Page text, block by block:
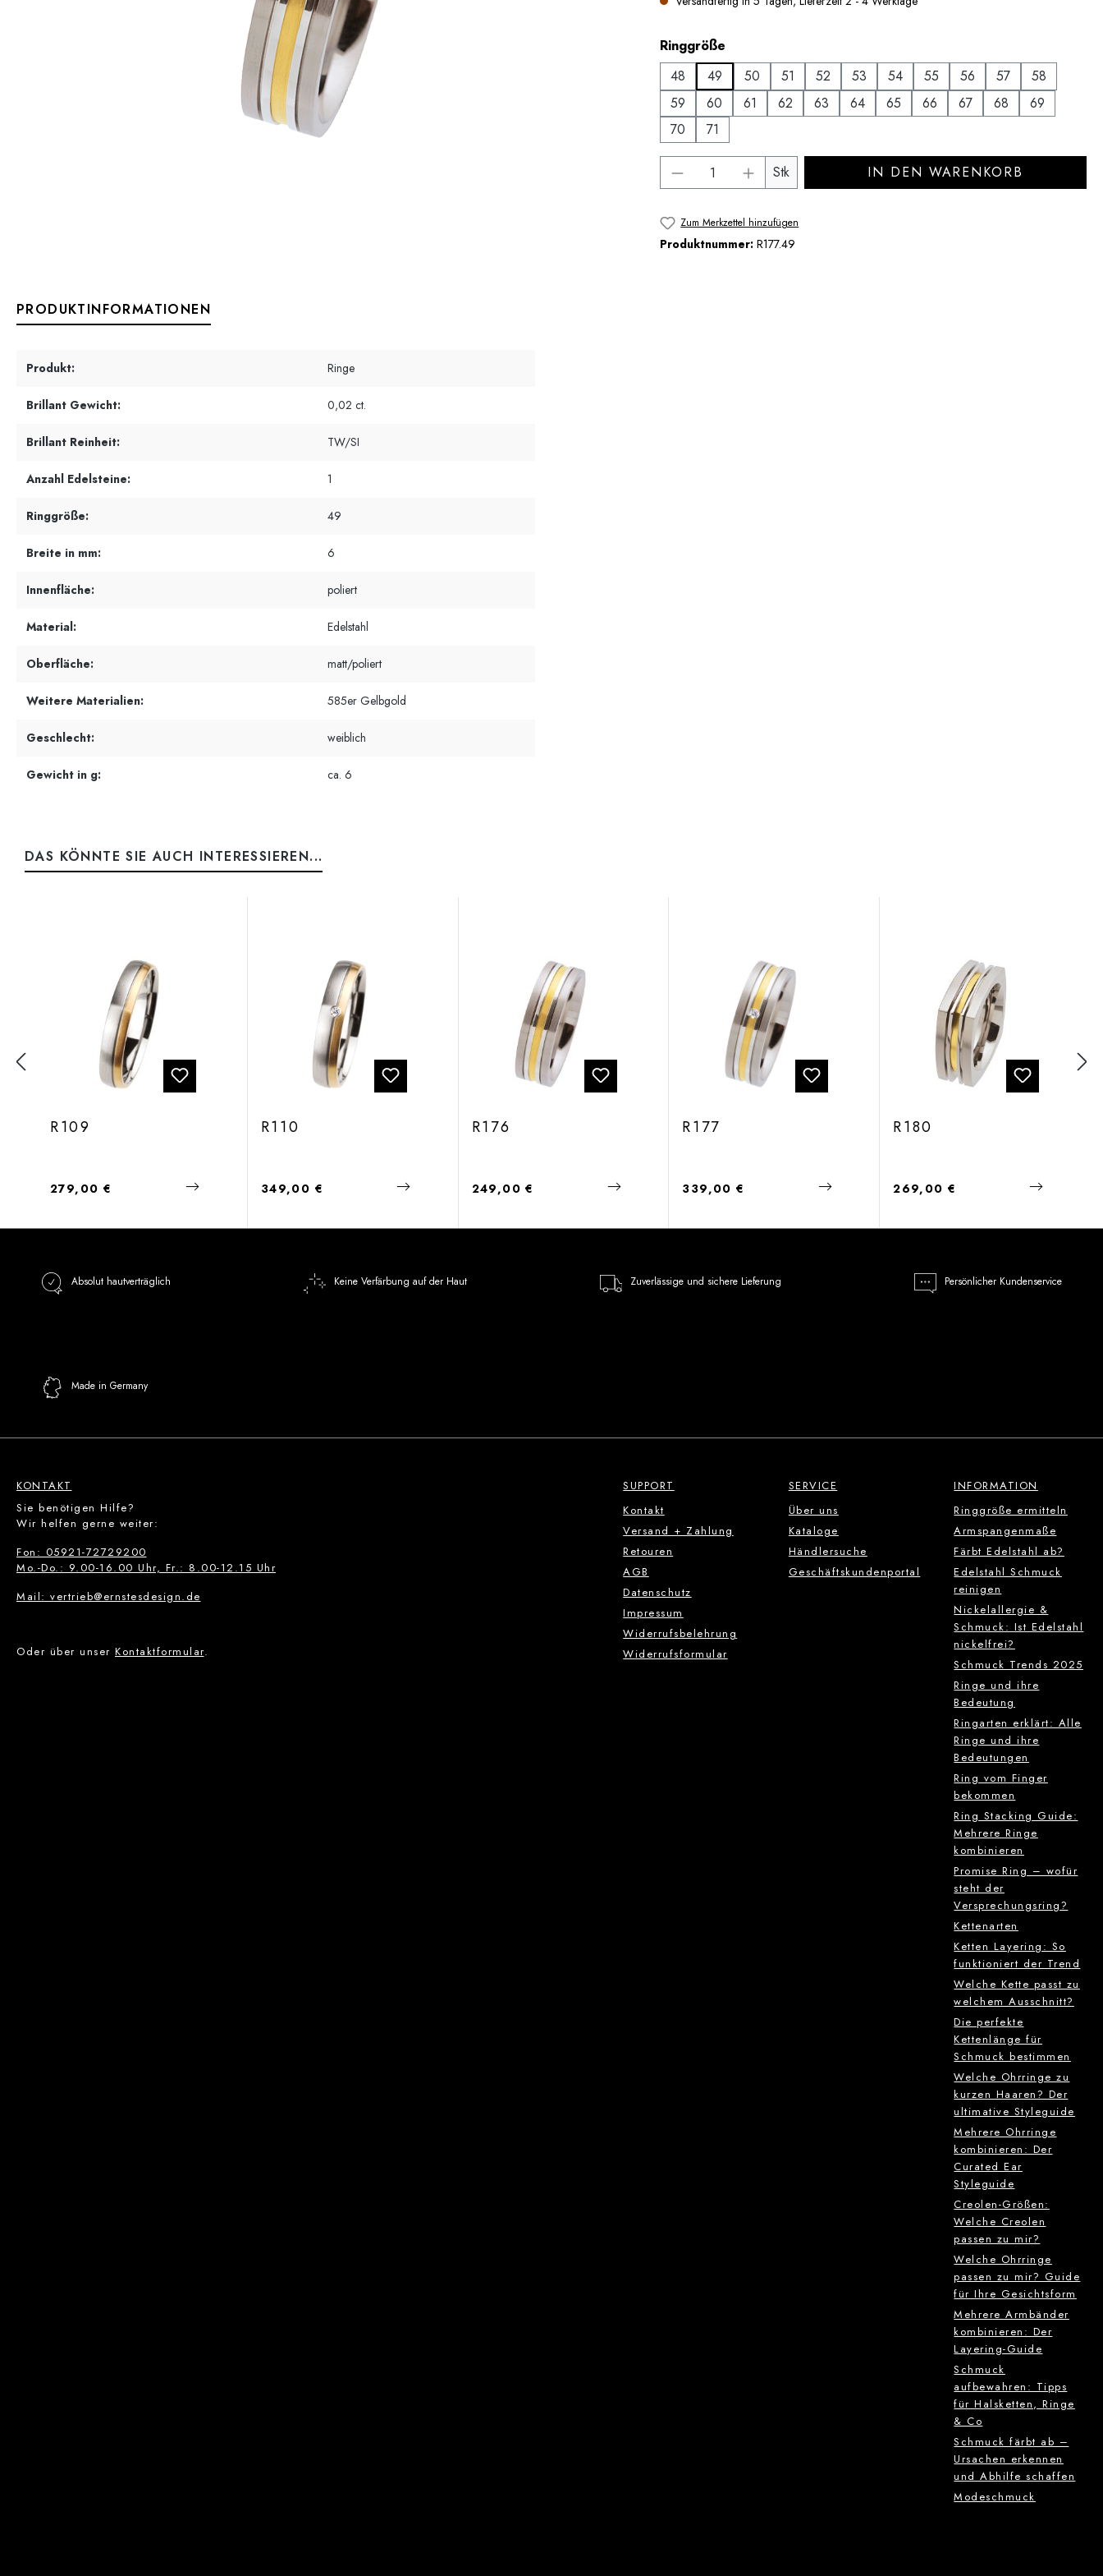
Ringgröße
48
49 50 51 52 53 54 55 56 57
58
59
60 61 62 63 64 65 66 67 68
69
70
71
Produkt Anzahl: Gib den gewünschten Wert ein
Stk IN DEN WARENKORB
Zum Merkzettel hinzufügen
Produktnummer: R177.49
PRODUKTINFORMATIONEN
Produkt: Ringe
Brillant Gewicht: 0,02 ct.
Brillant Reinheit: TW/SI
Anzahl Edelsteine: 1
Ringgröße: 49
Breite in mm: 6
Innenfläche: poliert
Material: Edelstahl
Oberfläche: matt/poliert
Weitere Materialien: 585er Gelbgold
Geschlecht: weiblich
Gewicht in g: ca. 6
DAS KÖNNTE SIE AUCH INTERESSIEREN...
R109
Regulärer Preis:
279,00 €
R110
Regulärer Preis:
349,00 €
R176
Regulärer Preis:
249,00 €
R177
Regulärer Preis:
339,00 €
R180
Regulärer Preis:
269,00 €
Absolut hautverträglich Keine Verfärbung auf der Haut Zuverlässige und sichere Lieferung Persönlicher Kundenservice
Made in Germany
KONTAKT
Sie benötigen Hilfe?
Wir helfen gerne weiter:
Fon: 05921-72729200
Mo.-Do.: 9.00-16.00 Uhr, Fr.: 8.00-12.15 Uhr
Mail: vertrieb@ernstesdesign.de
Oder über unser Kontaktformular.
SUPPORT
Kontakt
Versand + Zahlung
Retouren
AGB
Datenschutz
Impressum
Widerrufsbelehrung
Widerrufsformular
SERVICE
Über uns
Kataloge
Händlersuche
Geschäftskundenportal
INFORMATION
Ringgröße ermitteln
Armspangenmaße
Färbt Edelstahl ab?
Edelstahl Schmuck
reinigen
Nickelallergie &
Schmuck: Ist Edelstahl
nickelfrei?
Schmuck Trends 2025
Ringe und ihre
Bedeutung
Ringarten erklärt: Alle
Ringe und ihre
Bedeutungen
Ring vom Finger
bekommen
Ring Stacking Guide:
Mehrere Ringe
kombinieren
Promise Ring – wofür
steht der
Versprechungsring?
Kettenarten
Ketten Layering: So
funktioniert der Trend
Welche Kette passt zu
welchem Ausschnitt?
Die perfekte
Kettenlänge für
Schmuck bestimmen
Welche Ohrringe zu
kurzen Haaren? Der
ultimative Styleguide
Mehrere Ohrringe
kombinieren: Der
Curated Ear
Styleguide
Creolen-Größen:
Welche Creolen
passen zu mir?
Welche Ohrringe
passen zu mir? Guide
für Ihre Gesichtsform
Mehrere Armbänder
kombinieren: Der
Layering-Guide
Schmuck
aufbewahren: Tipps
für Halsketten, Ringe
& Co
Schmuck färbt ab –
Ursachen erkennen
und Abhilfe schaffen
Modeschmuck